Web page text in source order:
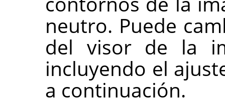
neutro. Puede
del visor de la
incluyendo el
a continuación.